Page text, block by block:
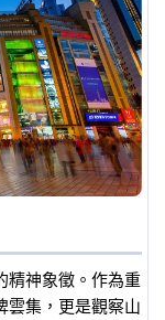
精神象徵。作為重
雲集，更是觀察山